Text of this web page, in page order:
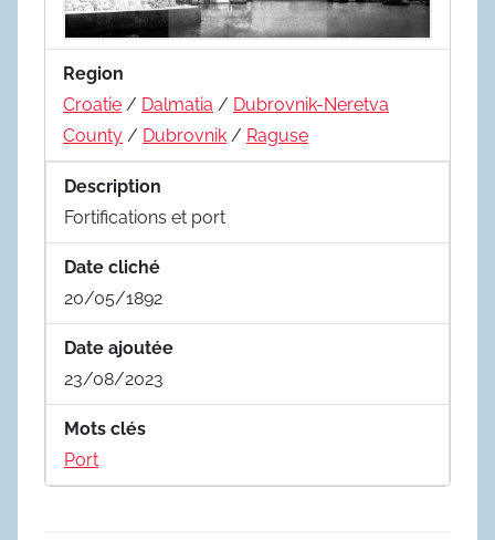
Region
Croatie / Dalmatia / Dubrovnik-Neretva
County / Dubrovnik / Raguse
Description
Fortifications et port
Date cliché
20/05/1892
Date ajoutée
23/08/2023
Mots clés
Port